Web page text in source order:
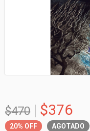
$470 $376
20% OFF AGOTADO